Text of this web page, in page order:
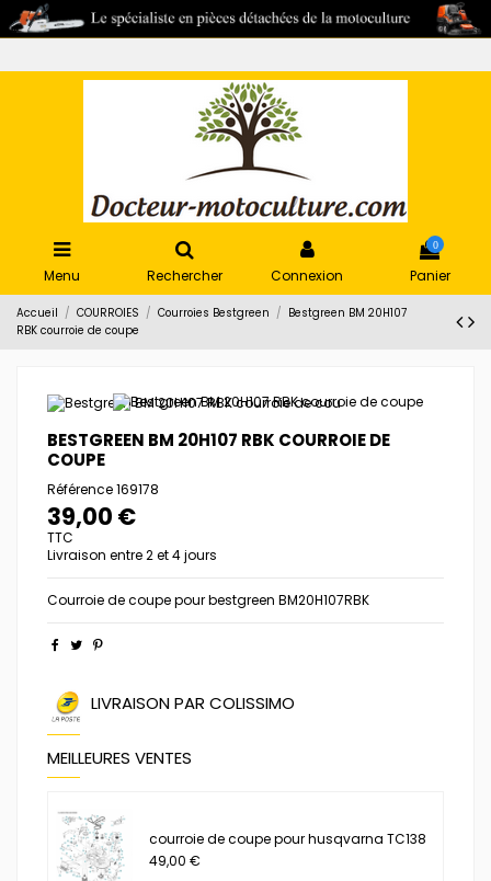
Menu Rechercher Connexion
0
Panier
Accueil COURROIES Courroies Bestgreen
Bestgreen BM 20H107
RBK courroie de coupe
BESTGREEN BM 20H107 RBK COURROIE DE
COUPE
Référence169178
39,00 €
TTC
Livraison entre 2 et 4 jours
Courroie de coupe pour bestgreen BM20H107RBK
LIVRAISON PAR COLISSIMO
MEILLEURES VENTES
courroie de coupe pour husqvarna TC138
49,00 €